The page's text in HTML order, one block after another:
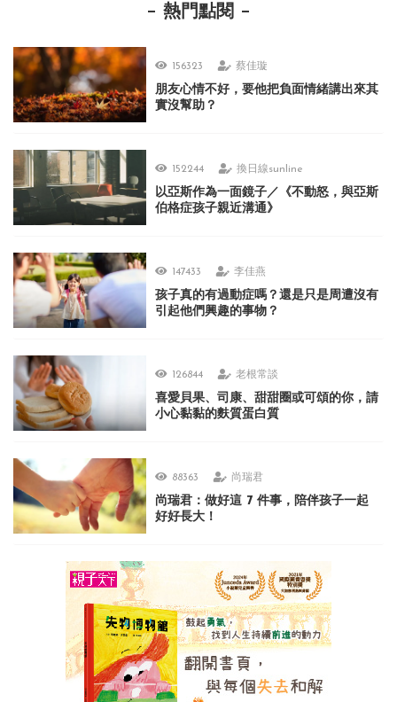
熱門點閱
156323 蔡佳璇
朋友心情不好，要他把負面情緒講出來其
實沒幫助？
152244 換日線sunline
以亞斯作為一面鏡子／《不動怒，與亞斯
伯格症孩子親近溝通》
147433 李佳燕
孩子真的有過動症嗎？還是只是周遭沒有
引起他們興趣的事物？
126844 老根常談
喜愛貝果、司康、甜甜圈或可頌的你，請
小心黏黏的麩質蛋白質
88363 尚瑞君
尚瑞君：做好這 7 件事，陪伴孩子一起
好好長大！